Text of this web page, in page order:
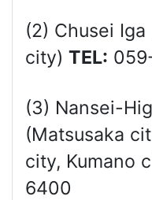
(2) Chusei
city) TEL:
(3) Nansei-
(Matsusaka
city, Kumano
6400